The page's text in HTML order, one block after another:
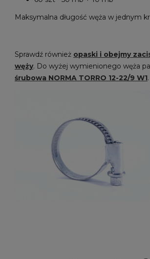
Maksymalna długość węża w jednym
Sprawdź również opaski i obejmy
węży. Do wyżej wymienionego węża
śrubowa NORMA TORRO 12-22/9 W1.